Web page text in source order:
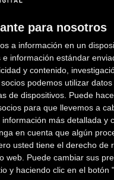
para nosotros
a información en un
información estándar
y contenido,
podemos utilizar
de dispositivos. Puede
para que llevemos a
más detallada y
en cuenta que algún
usted tiene el derecho de
web. Puede cambiar sus
y haciendo clic en el botón
TEAM ROAD/